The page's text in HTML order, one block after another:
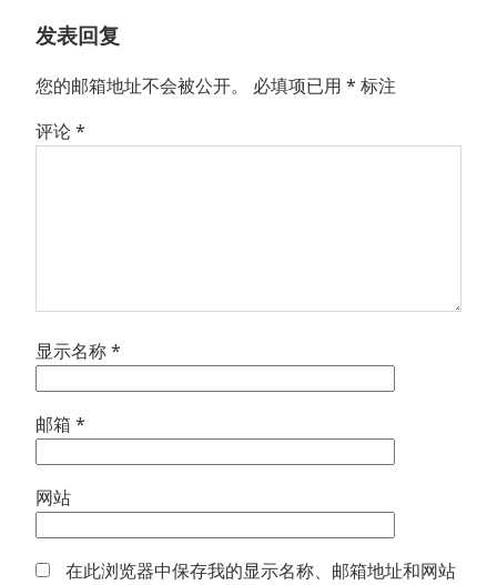
发表回复
您的邮箱地址不会被公开。 必填项已用 * 标注
评论*
显示名称*
邮箱 *
网站
在此浏览器中保存我的显示名称、邮箱地址和网站